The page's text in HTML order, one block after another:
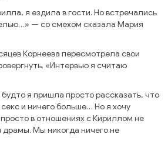
я ездила в гости. Но встречались
— со смехом сказала Мария
Корнеева пересмотрела свои
«Интервью я считаю
я пришла просто рассказать, что
и ничего больше… Но я хочу
в отношениях с Кириллом не
драмы. Мы никогда ничего не